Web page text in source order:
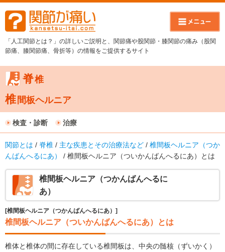
「人工関節とは？」の詳しいご説明と、関節痛や股関節・膝関節の痛み（股関
節痛、膝関節痛、骨折等）の情報をご提供するサイト
脊椎
椎 間板ヘルニア
検査・診断 治療
関節とは / 脊椎 / 主な疾患とその治療法など / 椎間板ヘルニア（つか
んばんへるにあ）
/ 椎間板ヘルニア（ついかんばんへるにあ）とは
椎間板ヘルニア（つかんばんへるに
あ）
[椎間板ヘルニア（つかんばんへるにあ）]
椎間板ヘルニア（ついかんばんへるにあ）とは
椎体と椎体の間に存在している椎間板は、中央の髄核（ずいかく）